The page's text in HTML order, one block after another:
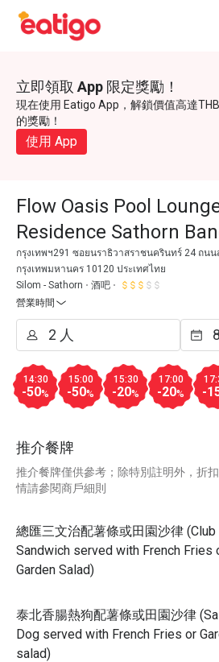
立即領取 App 限定獎勵！
現在使用 Eatigo App，解鎖價值高達
的獎勵！
使用 App
Flow Oasis Pool
Residence Sathorn
กรุงเทพฯ291 ซอยนราธิวาสราชนครินทร์ 24 ถน
กรุงเทพมหานคร 10120 ประเทศไทย
Silom - Sathorn
酒吧
營業時間
14:30
-50%
15:00
-50%
15:30
-20%
17:00
-20% -
推介餐牌
推介餐牌僅供參考；除特別註明外，折
情請參閱商戶細則
總匯三文治配薯條或田園沙律 (Club
Sandwich served with French Fries
Garden Salad)
泰北香腸熱狗配薯條或田園沙律
Dog served with French Fries or
salad)